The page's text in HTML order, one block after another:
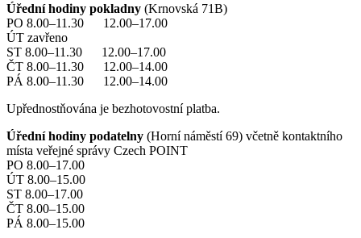
Úřední hodiny pokladny (Krnovská 71B)
PO 8.00–11.30 12.00–17.00
ÚT zavřeno
ST 8.00–11.30 12.00–17.00
ČT 8.00–11.30 12.00–14.00
PÁ 8.00–11.30 12.00–14.00
Upřednostňována je bezhotovostní platba.
Úřední hodiny podatelny (Horní náměstí 69) včetně kontaktního
místa veřejné správy Czech POINT
PO 8.00–17.00
ÚT 8.00–15.00
ST 8.00–17.00
ČT 8.00–15.00
PÁ 8.00–15.00